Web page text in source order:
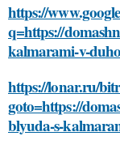
https://
q=https://
kalmarami-v-
https://lonar.ru/
goto=https://
blyuda-s-